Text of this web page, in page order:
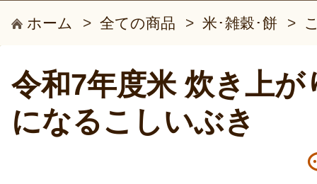
ホーム > 全ての商品 > 米･雑穀･餅 >
令和7年度米 炊き上が
になるこしいぶき